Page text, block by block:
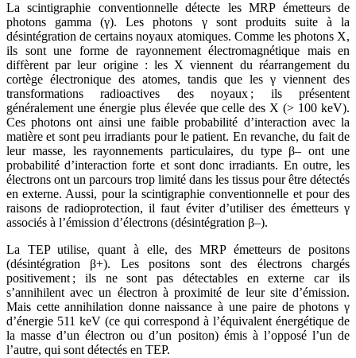
La scintigraphie conventionnelle détecte les MRP émetteurs de
photons gamma (γ). Les photons γ sont produits suite à la
désintégration de certains noyaux atomiques. Comme les photons X,
ils sont une forme de rayonnement électromagnétique mais en
diffèrent par leur origine : les X viennent du réarrangement du
cortège électronique des atomes, tandis que les γ viennent des
transformations radioactives des noyaux ; ils présentent
généralement une énergie plus élevée que celle des X (> 100 keV).
Ces photons ont ainsi une faible probabilité d’interaction avec la
matière et sont peu irradiants pour le patient. En revanche, du fait de
leur masse, les rayonnements particulaires, du type β– ont une
probabilité d’interaction forte et sont donc irradiants. En outre, les
électrons ont un parcours trop limité dans les tissus pour être détectés
en externe. Aussi, pour la scintigraphie conventionnelle et pour des
raisons de radioprotection, il faut éviter d’utiliser des émetteurs γ
associés à l’émission d’électrons (désintégration β–).
La TEP utilise, quant à elle, des MRP émetteurs de positons
(désintégration β+). Les positons sont des électrons chargés
positivement ; ils ne sont pas détectables en externe car ils
s’annihilent avec un électron à proximité de leur site d’émission.
Mais cette annihilation donne naissance à une paire de photons γ
d’énergie 511 keV (ce qui correspond à l’équivalent énergétique de
la masse d’un électron ou d’un positon) émis à l’opposé l’un de
l’autre, qui sont détectés en TEP.